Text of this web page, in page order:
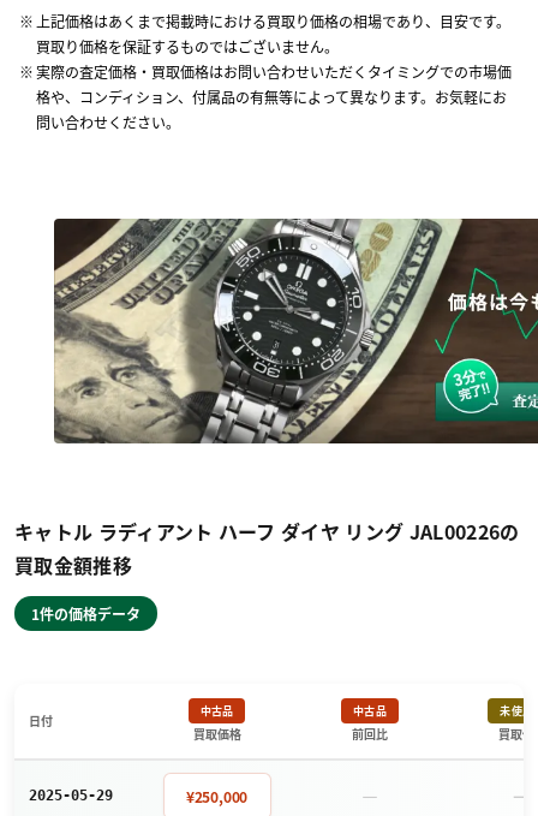
上記価格はあくまで掲載時における買取り価格の相場であり、目安です。
買取り価格を保証するものではございません。
実際の査定価格・買取価格はお問い合わせいただくタイミングでの市場価
格や、コンディション、付属品の有無等によって異なります。お気軽にお
問い合わせください。
キャトル ラディアント ハーフ ダイヤ リング JAL00226の
買取金額推移
1件の価格データ
日付
中古品
買取価格
中古品
前回比
未使用
買取価
2025-05-29 ¥250,000 － －